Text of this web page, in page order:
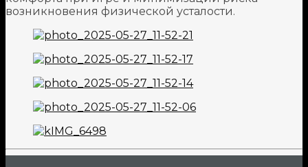
возникновения физической усталости.